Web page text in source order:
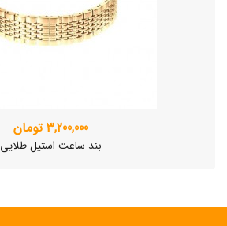
3,200,000 تومان
بند ساعت استیل طلایی